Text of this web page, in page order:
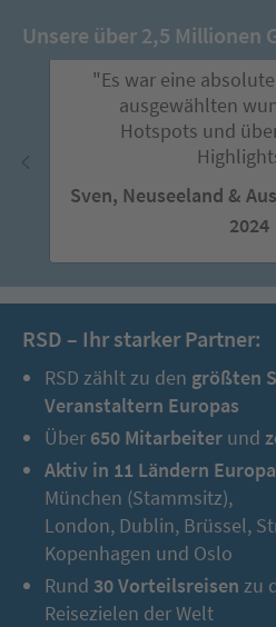
Unsere über 2,5 Millionen
"Es war eine
ausgewählten
Hotspots und
Sven, Neuseeland &
2024
RSD – Ihr starker Partner:
RSD zählt zu den größten
Veranstaltern Europas
Über 650 Mitarbeiter und
Aktiv in 11 Ländern
München (Stammsitz),
London, Dublin, Brüssel,
Kopenhagen und Oslo
Rund 30 Vorteilsreisen zu
Reisezielen der Welt